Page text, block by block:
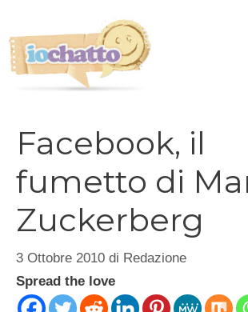
contenuto
Facebook, il
fumetto di
Zuckerberg
3 Ottobre 2010 di Redazione
Spread the love